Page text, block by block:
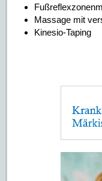
Massage mit
Kinesio-Taping